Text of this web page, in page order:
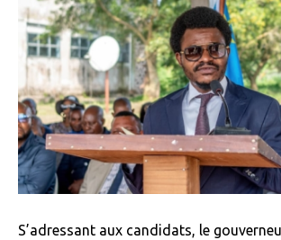
S’adressant aux candidats, le